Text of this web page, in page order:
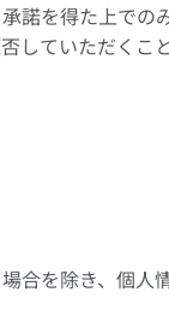
諾を得た上での
ていただくこと
合を除き、個人